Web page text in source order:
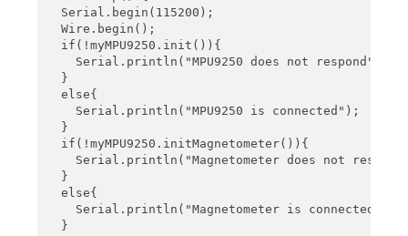
  Serial.begin(115200);
  Wire.begin();
  if(!myMPU9250.init()){
    Serial.println("MPU9250 does not respond");
  }
  else{
    Serial.println("MPU9250 is connected");
  }
  if(!myMPU9250.initMagnetometer()){
Serial.println("Magnetometer does not
  }
  else{
    Serial.println("Magnetometer is connected");
  }